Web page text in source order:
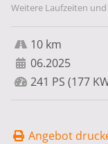
Weitere Laufzeiten
10 km
06.2025
241 PS (177
Angebot